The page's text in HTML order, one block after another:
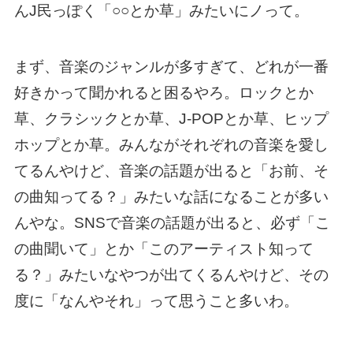
んJ民っぽく「○○とか草」みたいにノって。
まず、音楽のジャンルが多すぎて、どれが一番
好きかって聞かれると困るやろ。ロックとか
草、クラシックとか草、J-POPとか草、ヒップ
ホップとか草。みんながそれぞれの音楽を愛し
てるんやけど、音楽の話題が出ると「お前、そ
の曲知ってる？」みたいな話になることが多い
んやな。SNSで音楽の話題が出ると、必ず「こ
の曲聞いて」とか「このアーティスト知って
る？」みたいなやつが出てくるんやけど、その
度に「なんやそれ」って思うこと多いわ。